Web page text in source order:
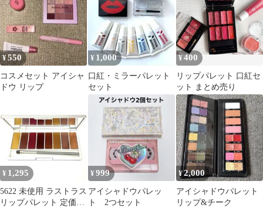
¥550
コスメセット アイシャ
ドウ リップ
¥ 1,000
口紅・ミラーパレット
セット
¥400
リップパレット 口紅セ
ット まとめ売り
¥ 1,295
5622 未使用 ラストラス
リップパレット 定価
¥999
アイシャドウパレッ
ト 2つセット
¥2,000
アイシャドウパレット
リップ&チーク